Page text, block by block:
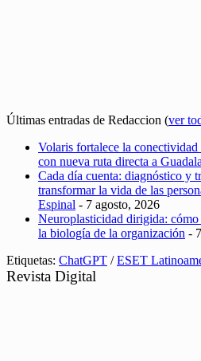
Últimas entradas de Redaccion (ver
Volaris fortalece la
con nueva ruta directa a
Cada día cuenta: diagnóstico y
transformar la vida de las
Espinal - 7 agosto, 2026
Neuroplasticidad dirigida:
la biología de la organización -
Etiquetas: ChatGPT /ESET
Revista Digital